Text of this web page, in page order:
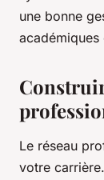
une bonne
académiques
Le réseau
votre